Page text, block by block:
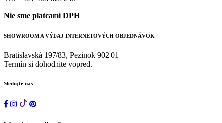
Nie sme platcami DPH
SHOWROOM A VÝDAJ INTERNETOVÝCH OBJEDNÁVOK
Bratislavská 197/83, Pezinok 902 01
Termín si dohodnite vopred.
Sledujte nás